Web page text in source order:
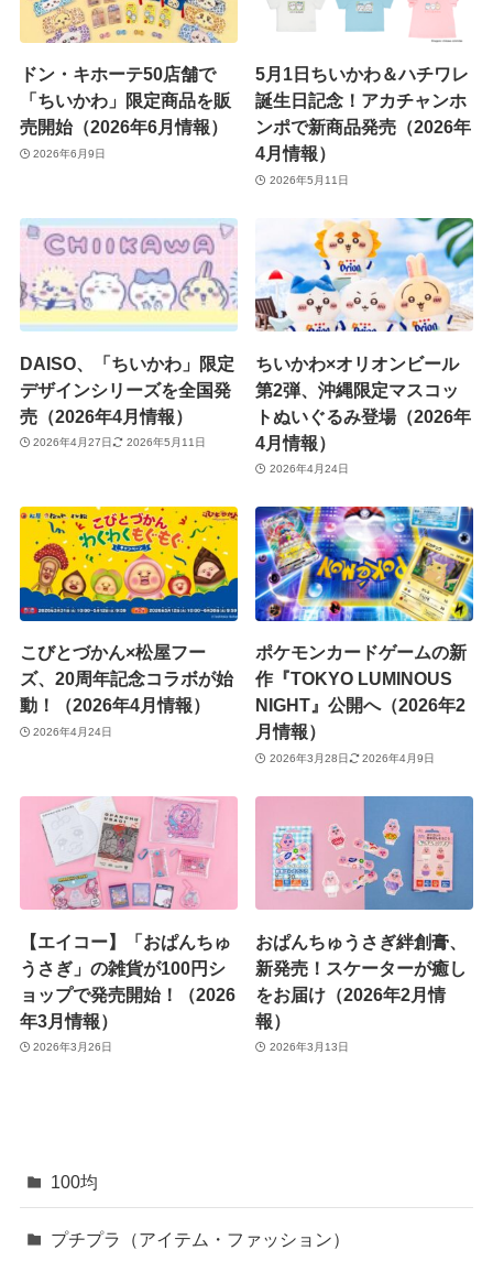
ドン・キホーテ50店舗で
「ちいかわ」限定商品を販
売開始（2026年6月情報）
2026年6月9日
5月1日ちいかわ＆ハチワレ
誕生日記念！アカチャンホ
ンポで新商品発売（2026年
4月情報）
2026年5月11日
DAISO、「ちいかわ」限定
デザインシリーズを全国発
売（2026年4月情報）
2026年4月27日 2026年5月11日
ちいかわ×オリオンビール
第2弾、沖縄限定マスコッ
トぬいぐるみ登場（2026年
4月情報）
2026年4月24日
こびとづかん×松屋フー
ズ、20周年記念コラボが始
動！（2026年4月情報）
2026年4月24日
ポケモンカードゲームの新
作『TOKYO LUMINOUS
NIGHT』公開へ（2026年2
月情報）
2026年3月28日 2026年4月9日
【エイコー】「おぱんちゅ
うさぎ」の雑貨が100円シ
ョップで発売開始！（2026
年3月情報）
2026年3月26日
おぱんちゅうさぎ絆創膏、
新発売！スケーターが癒し
をお届け（2026年2月情
報）
2026年3月13日
100均
プチプラ（アイテム・ファッション）